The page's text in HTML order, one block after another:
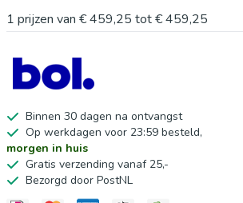
1 prijzen van € 459,25 tot€ 459,25
Binnen 30 dagen na ontvangst
Op werkdagen voor 23:59 besteld,
morgen in huis
Gratis verzending vanaf 25,-
Bezorgd door PostNL